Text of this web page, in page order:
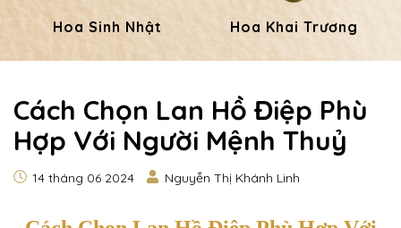
Hoa Sinh Nhật Hoa Khai Trương
Cách Chọn Lan Hồ Điệp Phù
Hợp Với Người Mệnh Thuỷ
14 tháng 06 2024 Nguyễn Thị Khánh Linh